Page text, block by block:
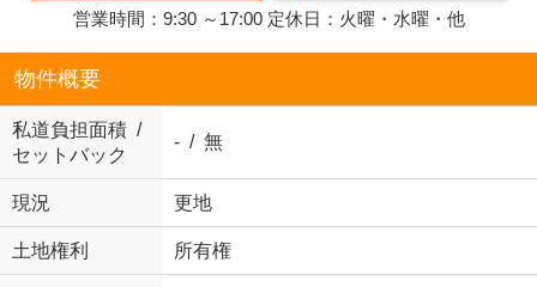
営業時間：9:30 ～17:00 定休日：火曜・水曜・他
物件概要
私道負担面積 /
セットバック
- / 無
現況 更地
土地権利 所有権